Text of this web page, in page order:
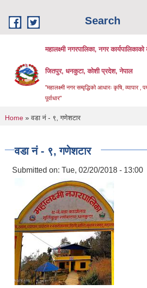
Search
महालक्ष्मी नगरपालिका, नगर कार्यपालिकाको
जितपुर, धनकुटा, कोशी प्रदेश, नेपाल
"महालक्ष्मी नगर सम्वृद्धिको आधारः कृषि, व्यापार ,
पूर्वाधार"
You are here
Home » वडा नं - ९, गणेशटार
वडा नं - ९, गणेशटार
Submitted on: Tue, 02/20/2018 - 13:00